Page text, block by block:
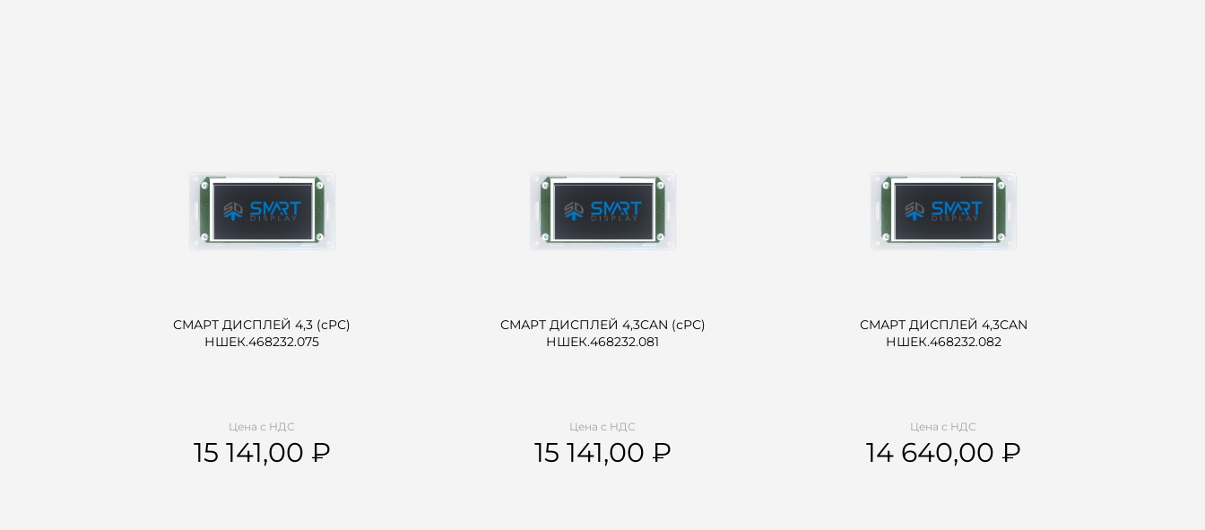
СМАРТ ДИСПЛЕЙ 4,3 (сРС)
НШЕК.468232.075
Цена с НДС
15 141,00
СМАРТ ДИСПЛЕЙ 4,3CAN (сРС)
НШЕК.468232.081
Цена с НДС
15 141,00
СМАРТ ДИСПЛЕЙ 4,3CAN
НШЕК.468232.082
Цена с НДС
14 640,00